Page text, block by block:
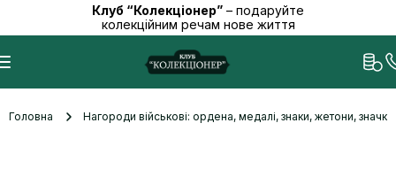
Клуб “Колекціонер” – подаруйте
колекційним речам нове життя
Головна Нагороди військові: ордена, медалі, знаки, жетони,